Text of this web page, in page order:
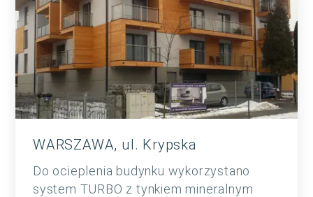
WARSZAWA, ul. Krypska
Do ocieplenia budynku wykorzystano
system TURBO z tynkiem mineralnym